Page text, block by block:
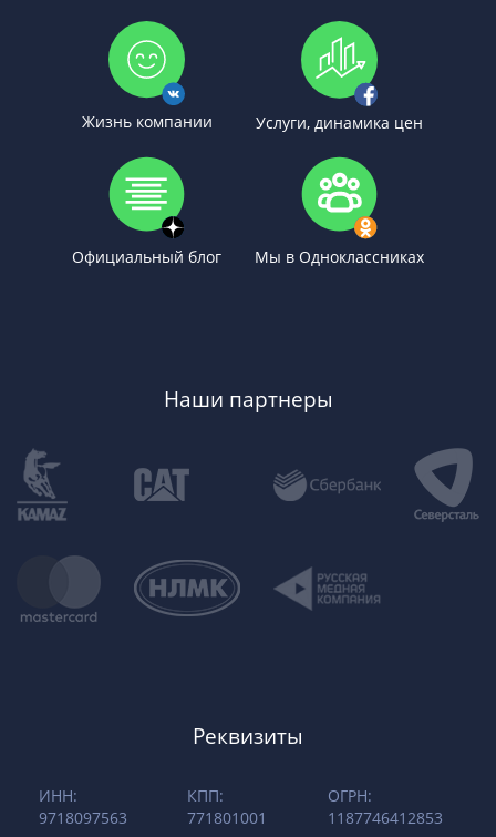
Жизнь компании Услуги, динамика цен
Официальный блог Мы в Одноклассниках
Наши партнеры
Реквизиты
ИНН:
9718097563
КПП:
771801001
ОГРН:
1187746412853